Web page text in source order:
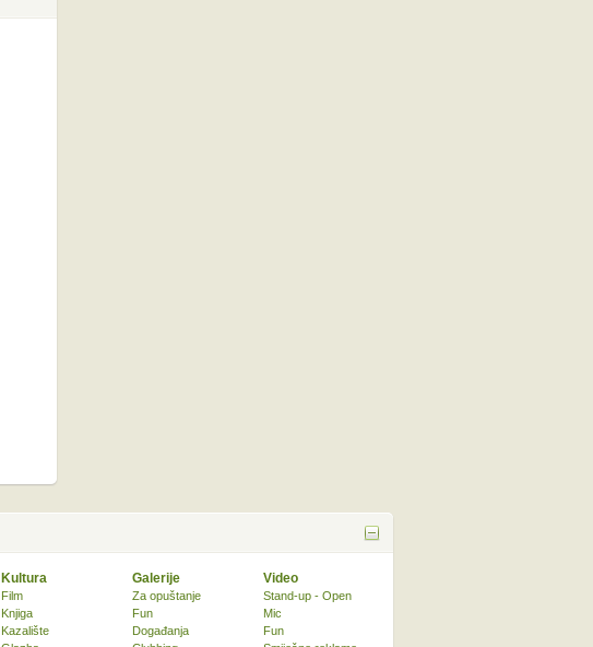
Kultura
Film
Knjiga
Kazalište
Galerije
Za opuštanje
Fun
Događanja
Video
Stand-up - Open
Mic
Fun